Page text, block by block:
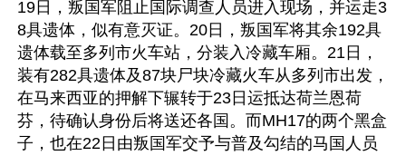
19日，叛国军阻止国际调查人员进入现场，并运走3
8具遗体，似有意灭证。20日，叛国军将其余192具
遗体载至多列市火车站，分装入冷藏车厢。21日，
装有282具遗体及87块尸块冷藏火车从多列市出发，
在马来西亚的押解下辗转于23日运抵达荷兰恩荷
芬，待确认身份后将送还各国。而MH17的两个黑盒
子，也在22日由叛国军交予与普及勾结的马国人员